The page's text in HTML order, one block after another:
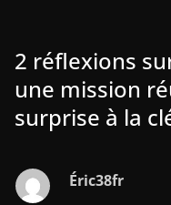
2 réflexions
une mission
surprise à la
Éric38fr